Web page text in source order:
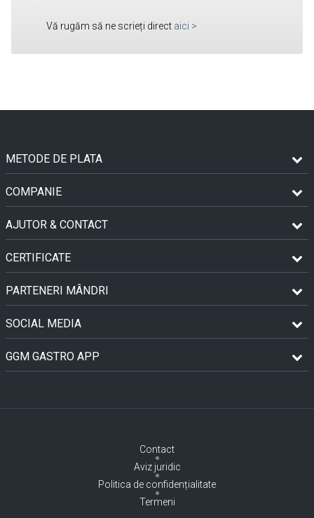
Vă rugăm să ne scrieți direct aici >
METODE DE PLATA
COMPANIE
AJUTOR & CONTACT
CERTIFICATE
PARTENERI MÂNDRI
SOCIAL MEDIA
GGM GASTRO APP
Contact
Aviz juridic
Politica de confidențialitate
Termeni